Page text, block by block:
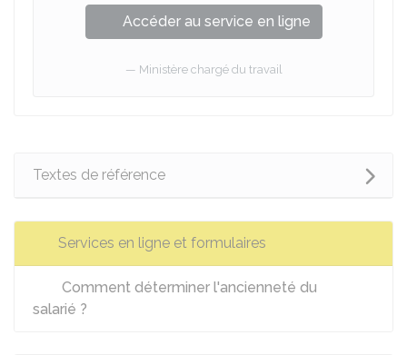
Accéder au service en ligne
Ministère chargé du travail
Textes de référence
Services en ligne et formulaires
Comment déterminer l'ancienneté du
salarié ?